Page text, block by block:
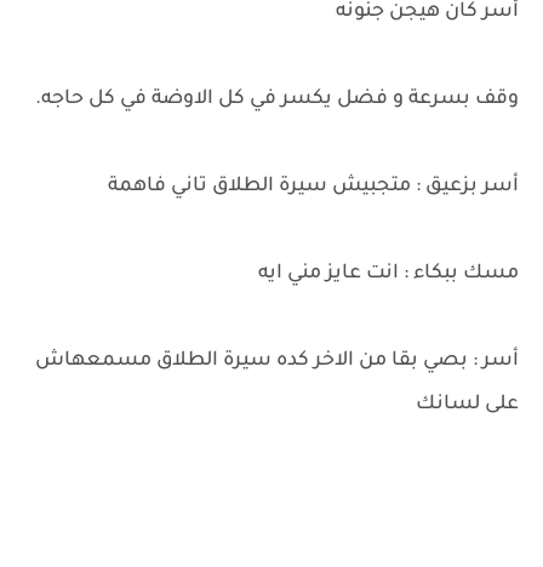
أسر كان هيجن جنونه
وقف بسرعة و فضل يكسر في كل الاوضة في كل حاجه.
أسر بزعيق : متجبيش سيرة الطلاق تاني فاهمة
مسك ببكاء : انت عايز مني ايه
أسر : بصي بقا من الاخر كده سيرة الطلاق مسمعهاش
على لسانك